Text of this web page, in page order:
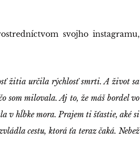
svojho instagramu,
žitia určila rýchlosť smrti. A život sa
som milovala. Aj to, že máš bordel vo
v hĺbke mora. Prajem ti šťastie, aké si
cestu, ktorá ťa teraz čaká. Nebež